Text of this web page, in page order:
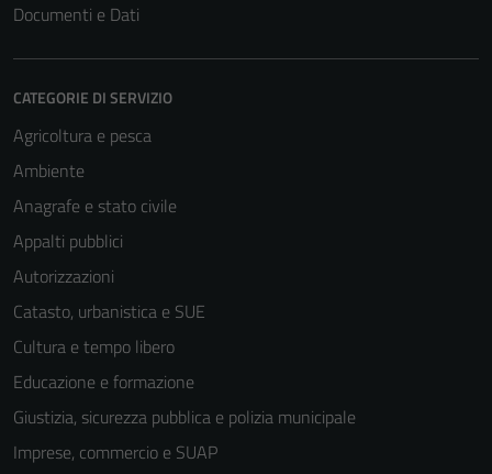
Documenti e Dati
CATEGORIE DI SERVIZIO
Agricoltura e pesca
Ambiente
Anagrafe e stato civile
Appalti pubblici
Autorizzazioni
Catasto, urbanistica e SUE
Cultura e tempo libero
Educazione e formazione
Giustizia, sicurezza pubblica e polizia municipale
Imprese, commercio e SUAP